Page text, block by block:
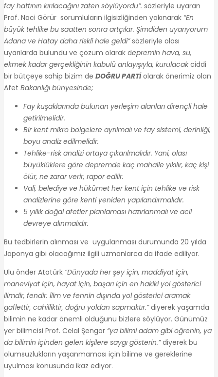
fay hattının kırılacağını zaten söylüyordu”. sözleriyle uyaran
Prof. Naci Görür sorumluların ilgisizliğinden yakınarak “En
büyük tehlike bu saatten sonra artçılar. Şimdiden uyarıyorum
Adana ve Hatay daha riskli hale geldi”sözleriyle olası
uyarılarda bulundu ve çözüm olarak depremin hava, su,
ekmek kadar gerçekliğinin kabulü anlayışıyla, kurulacakciddi
bir bütçeye sahip bizim de DOĞRU PARTİolarak önerimiz olan
Afet Bakanlığı bünyesinde;
Fay kuşaklarında bulunan yerleşim alanları dirençli hale
getirilmelidir.
Bir kent mikro bölgelere ayrılmalı ve fay sistemi, derinliği,
boyu analiz edilmelidir.
Tehlike-risk analizi ortaya çıkarılmalıdır. Yani, olası
büyüklüklere göre depremde kaç mahalle yıkılır, kaç kişi
ölür, ne zarar verir, rapor edilir.
Vali, belediye ve hükümet her kent için tehlike ve risk
analizlerine göre kenti yeniden yapılandırmalıdır.
5 yıllık doğal afetler planlaması hazırlanmalı ve acil
devreye alınmalıdır.
Bu tedbirlerin alınması ve uygulanması durumunda 20 yılda
Japonya gibi olacağımız ilgili uzmanlarca da ifade ediliyor.
Ulu önder Atatürk “Dünyada her şey için, maddiyat için,
maneviyat için, hayat için, başarı için en hakiki yol gösterici
ilimdir, fendir. İlim ve fennin dışında yol gösterici aramak
gaflettir, cahilliktir, doğru yoldan sapmaktır.”diyerek yaşamda
bilimin ne kadar önemli olduğunu bizlere söylüyor. Günümüz
yer bilimcisi Prof. Celal Şengör “ya bilimi adam gibi öğrenin, ya
da bilimin içinden gelen kişilere saygı gösterin.”diyerek bu
olumsuzlukların yaşanmaması için bilime ve gereklerine
uyulması konusunda ikaz ediyor.